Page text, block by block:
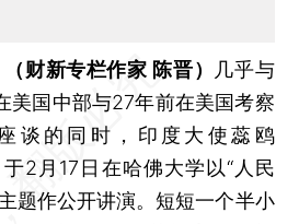
财新专栏作家 陈晋）
几乎与
美国中部与27年前在美国考察
谈的同时，印度大使蕊鸥
于2月17日在哈佛大学以“人民
题作公开讲演。短短一个半小